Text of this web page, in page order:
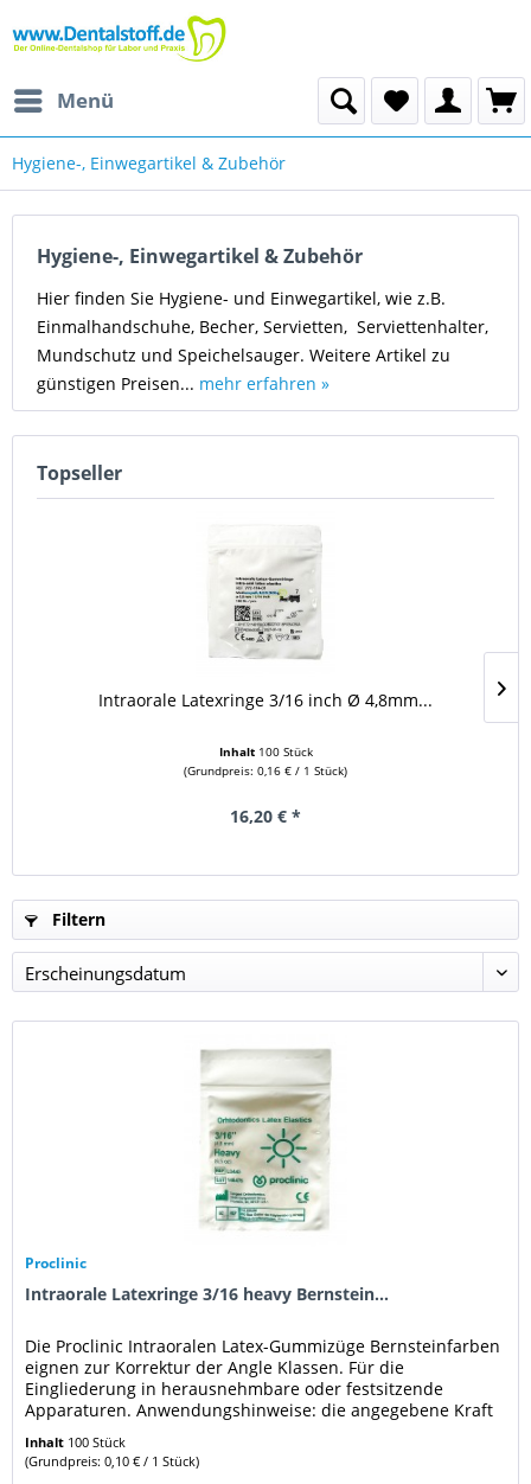
Menü
Hygiene-, Einwegartikel & Zubehör
Hygiene-, Einwegartikel & Zubehör
Hier finden Sie Hygiene- und Einwegartikel, wie z.B.
Einmalhandschuhe, Becher, Servietten, Serviettenhalter,
Mundschutz und Speichelsauger. Weitere Artikel zu
günstigen Preisen... mehr erfahren »
Topseller
Intraorale Latexringe 3/16 inch Ø 4,8mm...
Inhalt 100 Stück
(Grundpreis: 0,16 € / 1 Stück)
16,20 € *
Filtern
Proclinic
Intraorale Latexringe 3/16 heavy Bernstein...
Die Proclinic Intraoralen Latex-Gummizüge Bernsteinfarben
eignen zur Korrektur der Angle Klassen. Für die
Eingliederung in herausnehmbare oder festsitzende
Apparaturen. Anwendungshinweise: die angegebene Kraft
Inhalt 100 Stück
(Grundpreis: 0,10 € / 1 Stück)